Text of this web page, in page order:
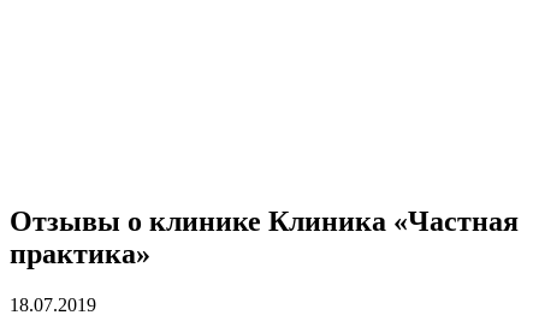
Отзывы о клинике Клиника «Частная
практика»
18.07.2019